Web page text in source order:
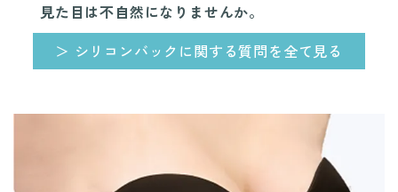
見た目は不自然になりませんか。
＞ シリコンバックに関する質問を全て見る